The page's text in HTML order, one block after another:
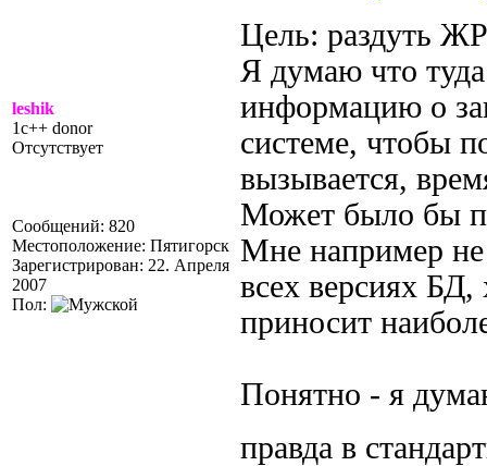
leshik
1c++ donor
Отсутствует
Сообщений: 820
Местоположение: Пятигорск
Зарегистрирован: 22. Апреля
2007
Пол:
Цель: раздуть
Я думаю что
информацию о
системе, чтобы
вызывается,
Может было бы
Мне например не
всех версиях БД,
приносит
Понятно - я
правда в